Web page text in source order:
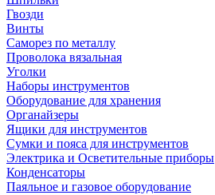
Гвозди
Винты
Саморез по металлу
Проволока вязальная
Уголки
Наборы инструментов
Оборудование для хранения
Органайзеры
Ящики для инструментов
Сумки и пояса для инструментов
Электрика и Осветительные приборы
Конденсаторы
Паяльное и газовое оборудование